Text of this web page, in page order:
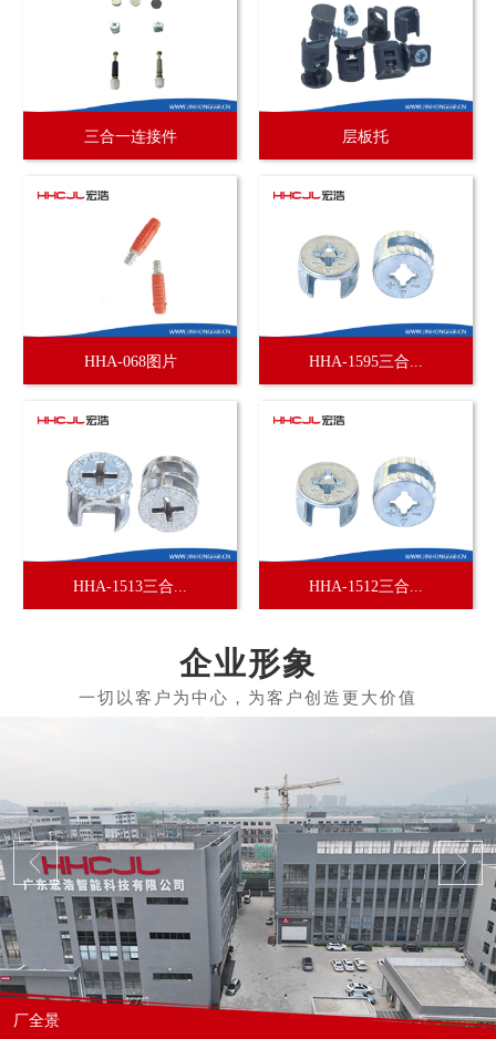
三合一连接件 层板托
HHA-068图片 HHA-1595三合...
HHA-1513三合... HHA-1512三合...
企业形象
厂全景